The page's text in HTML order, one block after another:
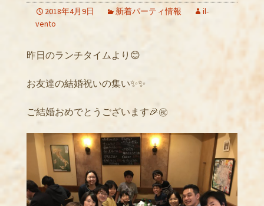
2018年4月9日 新着パーティ情報
il-
vento
昨日のランチタイムより😊
お友達の結婚祝いの集い✨✨
ご結婚おめでとうございます🎉㊗️